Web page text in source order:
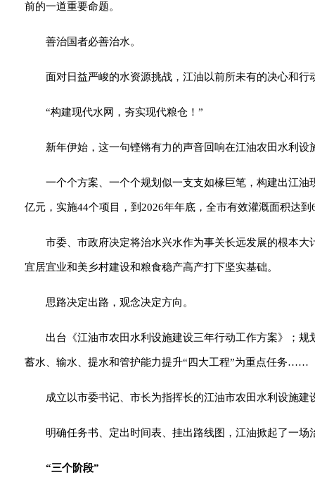
前的一道重要命题。
善治国者必善治水。
面对日益严峻的水资源挑战，江油以前所未有的决心和
“构建现代水网，夯实现代粮仓！”
新年伊始，这一句铿锵有力的声音回响在江油农田水利设
一个个方案、一个个规划似一支支如椽巨笔，构建出江
亿元，实施44个项目，到2026年年底，全市有效灌溉面积达
市委、市政府决定将治水兴水作为事关长远发展的根本
宜居宜业和美乡村建设和粮食稳产高产打下坚实基础。
思路决定出路，观念决定方向。
出台《江油市农田水利设施建设三年行动工作方案》；
蓄水、输水、提水和管护能力提升“四大工程”为重点任务……
成立以市委书记、市长为指挥长的江油市农田水利设施
明确任务书、定出时间表、挂出路线图，江油掀起了一场
“三个阶段”